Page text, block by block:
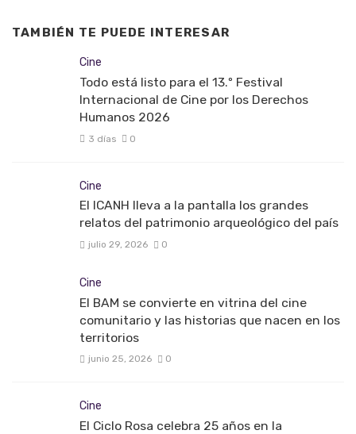
TAMBIÉN TE PUEDE INTERESAR
Cine
Todo está listo para el 13.º Festival
Internacional de Cine por los Derechos
Humanos 2026
3 días 0
Cine
El ICANH lleva a la pantalla los grandes
relatos del patrimonio arqueológico del país
julio 29, 2026 0
Cine
El BAM se convierte en vitrina del cine
comunitario y las historias que nacen en los
territorios
junio 25, 2026 0
Cine
El Ciclo Rosa celebra 25 años en la